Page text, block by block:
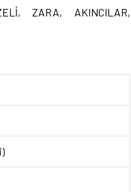
ZARA, AKINCILAR,